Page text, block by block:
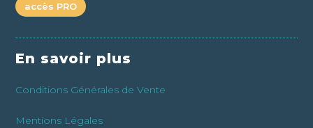
accès PRO
En savoir plus
Conditions Générales de Vente
Mentions Légales